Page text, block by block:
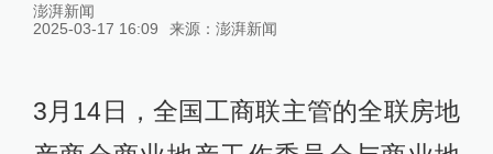
澎湃新闻
2025-03-17 16:09
来源： 澎湃新闻
3月14日，全国工商联主管的全联房地